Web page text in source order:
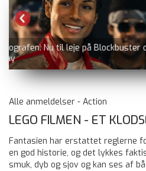
BLUE MOON nu på Viaplay
Alle anmeldelser - Action
LEGO FILMEN - ET
Fantasien har erstattet reglerne
en god historie, og det lykkes
smuk, dyb og sjov og kan ses af